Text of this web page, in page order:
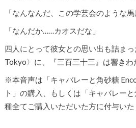
「なんなんだ、この学芸会のような馬
「なんだか……カオスだな」
四人にとって彼女との思い出も詰ま
Tokyo〉に、『三百三十三』は響き
※本音声は「キャバレーと角砂糖
ト」の購入、もしくは「キャバレー
種全てご購入いただいた方に付与いた